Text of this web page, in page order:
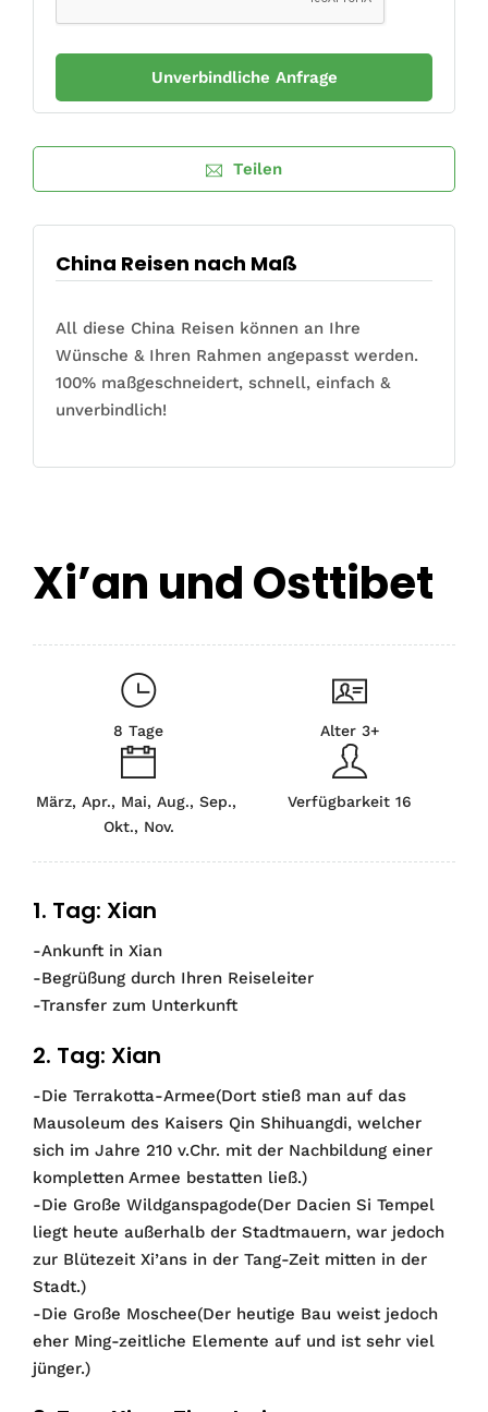
Teilen
China Reisen nach Maß
All diese China Reisen können an Ihre
Wünsche & Ihren Rahmen angepasst werden.
100% maßgeschneidert, schnell, einfach &
unverbindlich!
Xi’an und Osttibet
8 Tage Alter 3+
März, Apr., Mai, Aug., Sep.,
Okt., Nov.
Verfügbarkeit 16
1. Tag: Xian
-Ankunft in Xian
-Begrüßung durch Ihren Reiseleiter
-Transfer zum Unterkunft
2. Tag: Xian
-Die Terrakotta-Armee(Dort stieß man auf das
Mausoleum des Kaisers Qin Shihuangdi, welcher
sich im Jahre 210 v.Chr. mit der Nachbildung einer
kompletten Armee bestatten ließ.)
-Die Große Wildganspagode(Der Dacien Si Tempel
liegt heute außerhalb der Stadtmauern, war jedoch
zur Blütezeit Xi’ans in der Tang-Zeit mitten in der
Stadt.)
-Die Große Moschee(Der heutige Bau weist jedoch
eher Ming-zeitliche Elemente auf und ist sehr viel
jünger.)